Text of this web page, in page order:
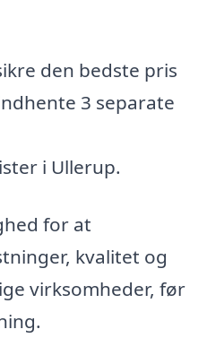
den bedste pris
3 separate
i Ullerup.
for at
kvalitet og
virksomheder, før